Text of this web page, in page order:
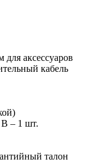
для аксессуаров
кабель
В – 1 шт.
талон